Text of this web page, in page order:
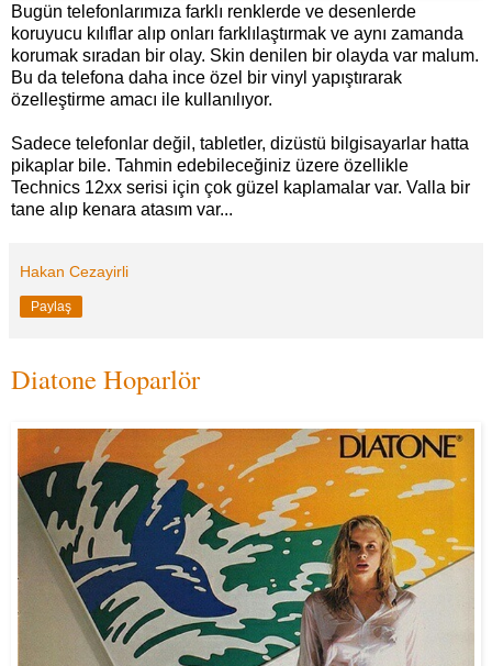
Bugün telefonlarımıza farklı renklerde ve desenlerde
koruyucu kılıflar alıp onları farklılaştırmak ve aynı zamanda
korumak sıradan bir olay. Skin denilen bir olayda var malum.
Bu da telefona daha ince özel bir vinyl yapıştırarak
özelleştirme amacı ile kullanılıyor.
Sadece telefonlar değil, tabletler, dizüstü bilgisayarlar hatta
pikaplar bile. Tahmin edebileceğiniz üzere özellikle
Technics 12xx serisi için çok güzel kaplamalar var. Valla bir
tane alıp kenara atasım var...
Hakan Cezayirli
Paylaş
Diatone Hoparlör